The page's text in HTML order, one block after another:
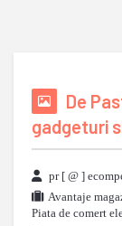
De
gadgeturi
pr [ @ ]
Avantaje
Piata de comert